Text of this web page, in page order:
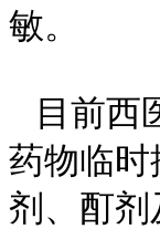
敏。
目前西
药物临
剂、酊剂